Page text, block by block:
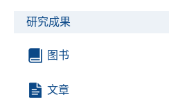
研究成果
图书
文章